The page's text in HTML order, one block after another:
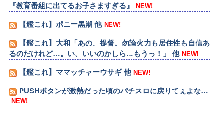
『教育番組に出てるお子さますぎる』
NEW!
【艦これ】ポニー黒潮 他 NEW!
【艦これ】大和「あの、提督。勿論火力も居住性も自信あ
るのだけれど…。い、いいのかしら…もうっ！」 他 NEW!
【艦これ】ママッチャーウサギ 他 NEW!
PUSHボタンが激熱だった頃のパチスロに戻りてぇよな…
NEW!